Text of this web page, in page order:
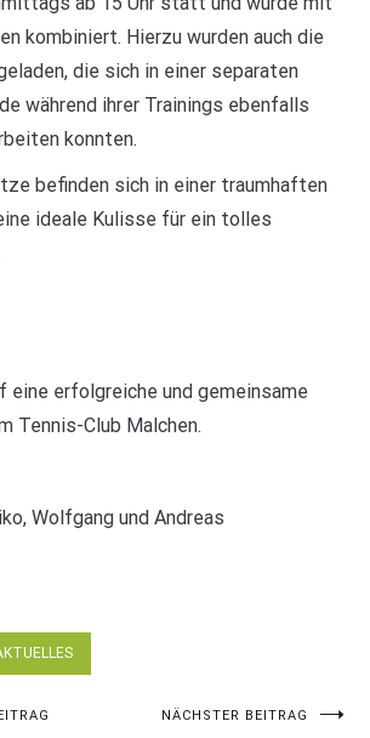
kombiniert. Hierzu wurden auch die
die sich in einer separaten
während ihrer Trainings ebenfalls
konnten.
befinden sich in einer traumhaften
ideale Kulisse für ein tolles
eine erfolgreiche und gemeinsame
Tennis-Club Malchen.
Wolfgang und Andreas
NÄCHSTER BEITRAG